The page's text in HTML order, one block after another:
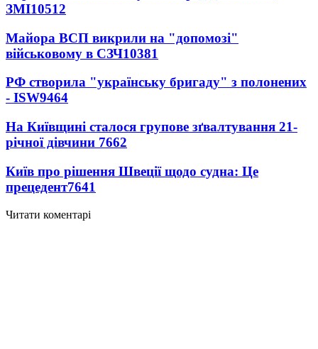
ЗМІ10512
Майора ВСП викрили на "допомозі"
військовому в СЗЧ10381
РФ створила "українську бригаду" з полонених
- ISW9464
На Київщині сталося групове зґвалтування 21-
річної дівчини 7662
Київ про рішення Швеції щодо судна: Це
прецедент7641
Читати коментарі